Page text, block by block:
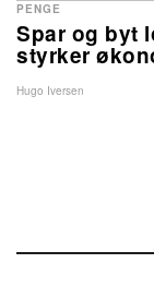
Spar og byt
styrker
PENGE
Hugo Iversen